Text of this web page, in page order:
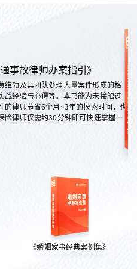
事故律师办案指引》
维领及其团队处理大量案件形成的格
战经验与心得等。本书能为未接触过
的律师节省6个月~3年的摸索时间，也
险律师仅需约30分钟即可快速掌握案
《婚姻家事经典案例集》